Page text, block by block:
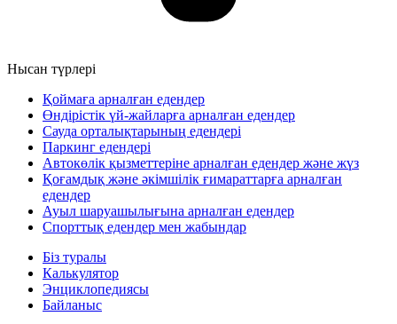
Нысан түрлері
Қоймаға арналған едендер
Өндірістік үй-жайларға арналған едендер
Сауда орталықтарының едендері
Паркинг едендері
Автокөлік қызметтеріне арналған едендер және жүз
Қоғамдық және әкімшілік ғимараттарға арналған
едендер
Ауыл шаруашылығына арналған едендер
Спорттық едендер мен жабындар
Біз туралы
Калькулятор
Энциклопедиясы
Байланыс